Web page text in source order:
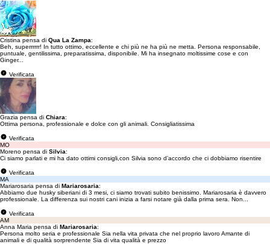
Cristina pensa di Qua La Zampa:
Beh, superrrrrr! In tutto ottimo, eccellente e chi più ne ha più ne metta. Persona responsabile,
puntuale, gentilissima, preparatissima, disponibile. Mi ha insegnato moltissime cose e con
Ginger...
Verificata
Grazia pensa di Chiara:
Ottima persona, professionale e dolce con gli animali. Consigliatissima
Verificata
MO
Moreno pensa di Silvia:
Ci siamo parlati e mi ha dato ottimi consigli,con Silvia sono d’accordo che ci dobbiamo risentire
Verificata
MA
Mariarosaria pensa di Mariarosaria:
Abbiamo due husky siberiani di 3 mesi, ci siamo trovati subito benissimo. Mariarosaria è davvero
professionale. La differenza sui nostri cani inizia a farsi notare già dalla prima sera. Non...
Verificata
AM
Anna Maria pensa di Mariarosaria:
Persona molto seria e professionale Sia nella vita privata che nel proprio lavoro Amante di
animali e di qualità sorprendente Sia di vita qualità e prezzo